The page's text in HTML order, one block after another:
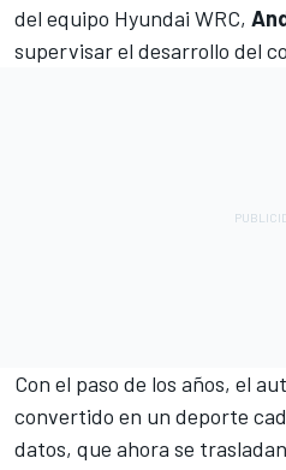
del equipo Hyundai WRC,
supervisar el desarrollo del
Con el paso de los años, el
convertido en un deporte
datos, que ahora se